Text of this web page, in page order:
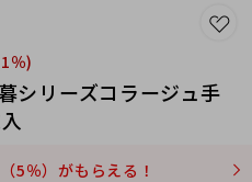
％)
シリーズコラージュ手
5％）がもらえる！